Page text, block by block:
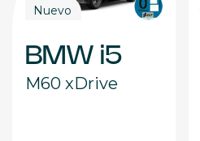
Nuevo
BMW i5
M60 xDrive